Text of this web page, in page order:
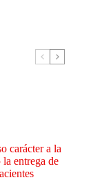
carácter a la
entrega de